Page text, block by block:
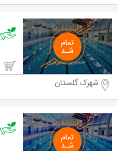
شهرک گلستان